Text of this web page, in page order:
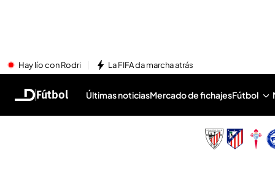
Hay lío con Rodri La FIFA da marcha atrás
Fútbol Últimas noticiasMercado de fichajesFútbol